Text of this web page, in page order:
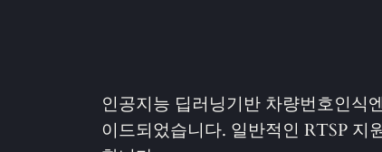
인공지능 딥러닝기반 차량번호인식
이드되었습니다. 일반적인 RTSP